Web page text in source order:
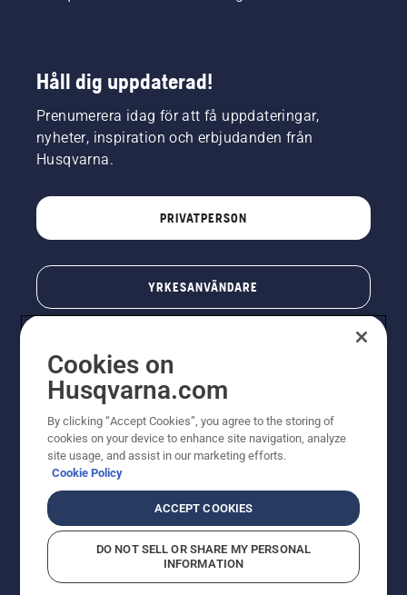
Håll dig uppdaterad!
Prenumerera idag för att få uppdateringar,
nyheter, inspiration och erbjudanden från
Husqvarna.
PRIVATPERSON
YRKESANVÄNDARE
© Husqvarna AB (publ). All rights reserved. Priserna
som visas är rekommenderade cirkapriser. Alla angivna
priser är rekommenderade försäljningspriser (inkl.
moms) om inte produkten är tillgänglig för direkt köp.
CookiepolicyAnvändningsvillkor Sekretessmeddelande
Rapportera misstänkta överträdelser
Cookies on
Husqvarna.com
By clicking “Accept Cookies”, you agree to the storing of
cookies on your device to enhance site navigation, analyze
site usage, and assist in our marketing efforts.
Cookie Policy
ACCEPT COOKIES
DO NOT SELL OR SHARE MY PERSONAL
INFORMATION